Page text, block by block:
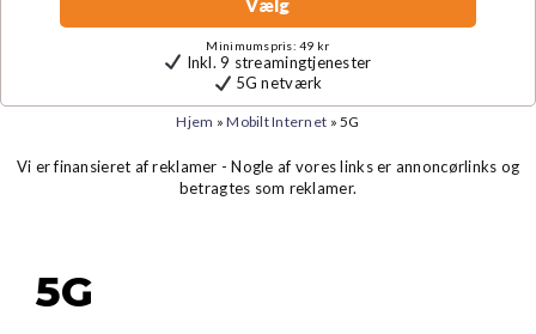
Vælg
Minimumspris: 49 kr
Inkl. 9 streamingtjenester
5G netværk
Hjem »Mobilt Internet »5G
Vi er finansieret af reklamer - Nogle af vores links er annoncørlinks og
betragtes som reklamer.
5G